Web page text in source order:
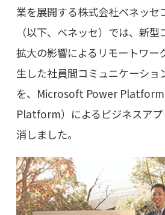
業を展開する株式会社ベネッセ
（以下、ベネッセ）では、新
拡大の影響によるリモートワー
生した社員間コミュニケーショ
を、Microsoft Power
Platform）によるビジネスア
消しました。